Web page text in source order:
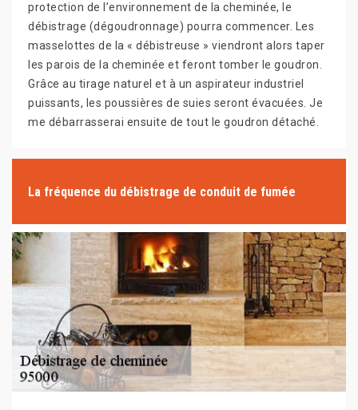
protection de l’environnement de la cheminée, le
débistrage (dégoudronnage) pourra commencer. Les
masselottes de la « débistreuse » viendront alors taper
les parois de la cheminée et feront tomber le goudron.
Grâce au tirage naturel et à un aspirateur industriel
puissants, les poussières de suies seront évacuées. Je
me débarrasserai ensuite de tout le goudron détaché.
La fréquence du débistrage de conduit de fumée